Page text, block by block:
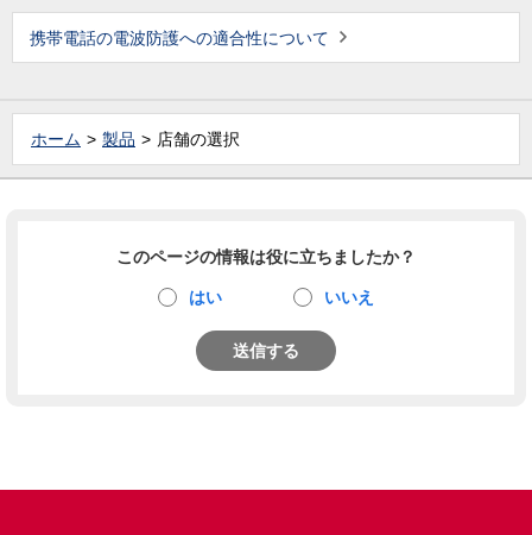
携帯電話の電波防護への適合性について
ホーム 製品 店舗の選択
このページの情報は役に立ちましたか？
はい いいえ
送信する